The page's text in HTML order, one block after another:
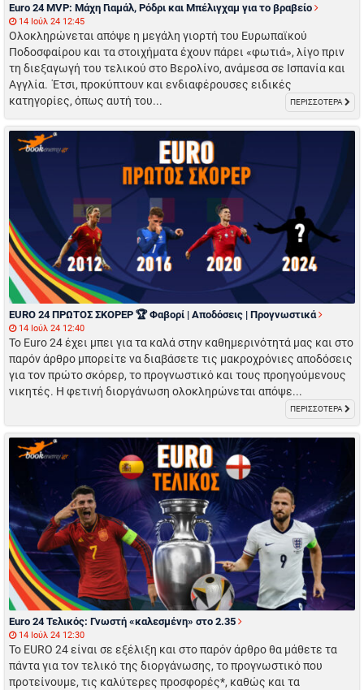
Euro 24 MVP: Μάχη Γιαμάλ, Ρόδρι και Μπέλιγχαμ για το βραβείο
14 Ιούλ 24 12:45
Ολοκληρώνεται απόψε η μεγάλη γιορτή του Ευρωπαϊκού
Ποδοσφαίρου και τα στοιχήματα έχουν πάρει «φωτιά», λίγο πριν
τη διεξαγωγή του τελικού στο Βερολίνο, ανάμεσα σε Ισπανία και
Αγγλία. Έτσι, προκύπτουν και ενδιαφέρουσες ειδικές
κατηγορίες, όπως αυτή του...
ΠΕΡΙΣΣΟΤΕΡΑ
EURO 24 ΠΡΩΤΟΣ ΣΚΟΡΕΡ 🏆 Φαβορί | Αποδόσεις | Προγνωστικά
14 Ιούλ 24 12:40
Το Euro 24 έχει μπει για τα καλά στην καθημερινότητά μας και στο
παρόν άρθρο μπορείτε να διαβάσετε τις μακροχρόνιες αποδόσεις
για τον πρώτο σκόρερ, το προγνωστικό και τους προηγούμενους
νικητές. Η φετινή διοργάνωση ολοκληρώνεται απόψε...
ΠΕΡΙΣΣΟΤΕΡΑ
Euro 24 Τελικός: Γνωστή «καλεσμένη» στο 2.35
14 Ιούλ 24 12:30
Το EURO 24 είναι σε εξέλιξη και στο παρόν άρθρο θα μάθετε τα
πάντα για τον τελικό της διοργάνωσης, το προγνωστικό που
προτείνουμε, τις καλύτερες προσφορές*, καθώς και τα